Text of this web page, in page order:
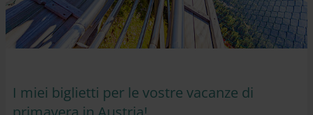
I miei biglietti per le vostre vacanze di